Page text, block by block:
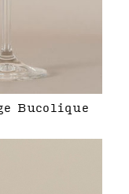
Bucolique